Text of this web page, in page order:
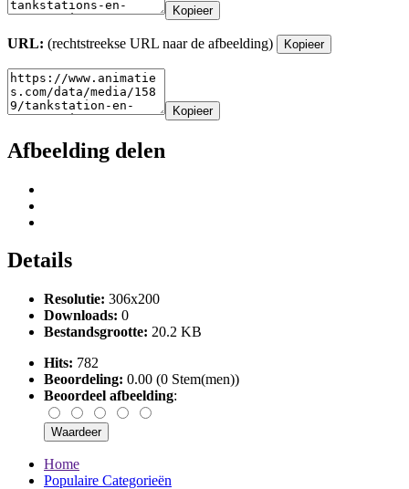
Kopieer
URL: (rechtstreekse URL naar de afbeelding) Kopieer
Kopieer
Afbeelding delen
Details
Resolutie: 306x200
Downloads: 0
Bestandsgrootte: 20.2 KB
Hits: 782
Beoordeling: 0.00 (0 Stem(men))
Beoordeel afbeelding:
Home
Populaire Categorieën